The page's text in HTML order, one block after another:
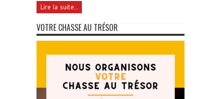
Lire la suite...
VOTRE CHASSE AU TRÉSOR